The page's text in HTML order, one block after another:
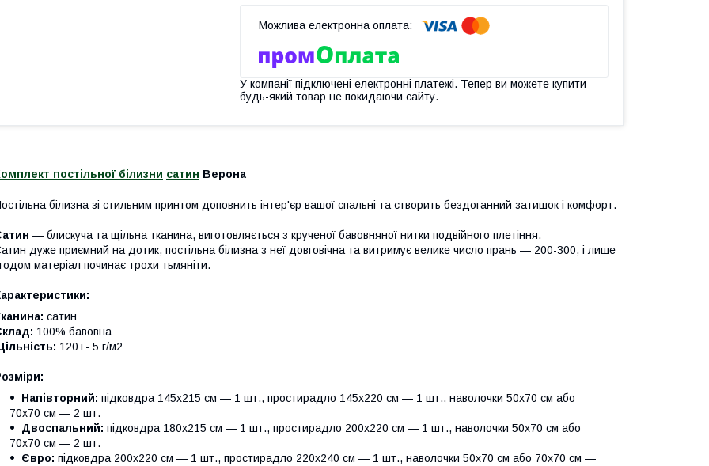
У компанії підключені електронні платежі. Тепер ви можете купити
будь-який товар не покидаючи сайту.
постільної білизни сатин Верона
білизна зі стильним принтом доповнить інтер'єр вашої спальні та створить бездоганний затишок і комфорт.
— блискуча та щільна тканина, виготовляється з крученої бавовняної нитки подвійного плетіння.
дуже приємний на дотик, постільна білизна з неї довговічна та витримує велике число прань — 200-300, і лише
матеріал починає трохи тьмяніти.
сатин
100% бавовна
120+- 5 г/м2
Напівторний: підковдра 145х215 см — 1 шт., простирадло 145х220 см — 1 шт., наволочки 50х70 см або
70х70 см — 2 шт.
Двоспальний: підковдра 180х215 см — 1 шт., простирадло 200х220 см — 1 шт., наволочки 50х70 см або
70х70 см — 2 шт.
Євро: підковдра 200х220 см — 1 шт., простирадло 220х240 см — 1 шт., наволочки 50х70 см або 70х70 см —